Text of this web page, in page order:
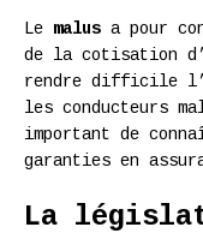
Le malus a pour
de la cotisation
rendre difficile
les conducteurs
important de
garanties en
La